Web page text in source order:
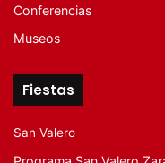
Conferencias
Museos
Fiestas
San Valero